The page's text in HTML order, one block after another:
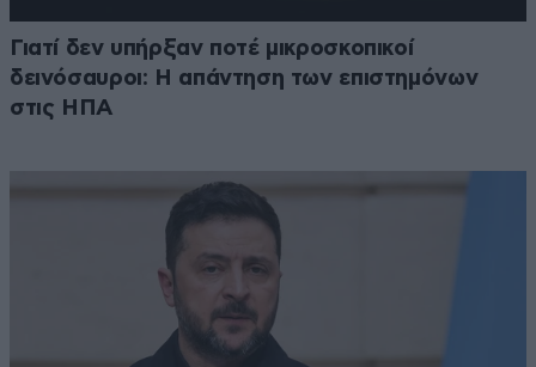
Γιατί δεν υπήρξαν ποτέ μικροσκοπικοί
δεινόσαυροι: Η απάντηση των επιστημόνων
στις ΗΠΑ